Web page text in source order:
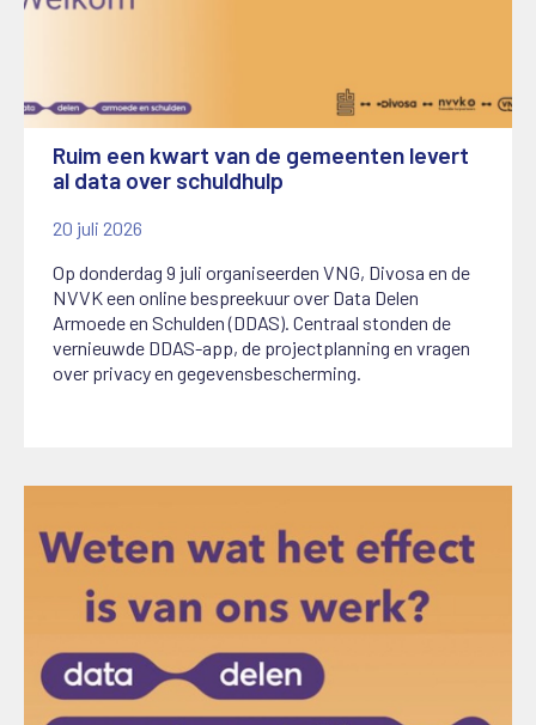
Ruim een kwart van de gemeenten levert
al data over schuldhulp
20 juli 2026
Op donderdag 9 juli organiseerden VNG, Divosa en de
NVVK een online bespreekuur over Data Delen
Armoede en Schulden (DDAS). Centraal stonden de
vernieuwde DDAS-app, de projectplanning en vragen
over privacy en gegevensbescherming.